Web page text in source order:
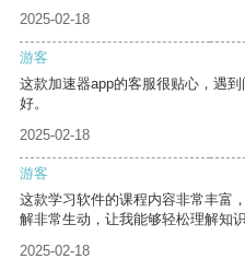
2025-02-18
游客
这款加速器app的客服很贴心，遇
好。
2025-02-18
游客
这款学习软件的课程内容非常丰富
解非常生动，让我能够轻松理解知识
2025-02-18